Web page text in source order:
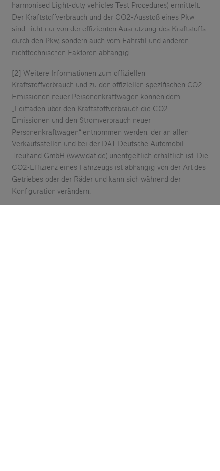
harmonised Light-duty vehicles Test Procedures) ermittelt.
Der Kraftstoffverbrauch und der CO2-Ausstoß eines Pkw
sind nicht nur von der effizienten Ausnutzung des Kraftstoffs
durch den Pkw, sondern auch vom Fahrstil und anderen
nichttechnischen Faktoren abhängig.
[2] Weitere Informationen zum offiziellen
Kraftstoffverbrauch und zu den offiziellen spezifischen CO2-
Emissionen neuer Personenkraftwagen können dem
„Leitfaden über den Kraftstoffverbrauch die CO2-
Emissionen und den Stromverbrauch neuer
Personenkraftwagen“ entnommen werden, der an allen
Verkaufsstellen und bei der DAT Deutsche Automobil
Treuhand GmbH (www.dat.de) unentgeltlich erhältlich ist. Die
CO2-Effizienz eines Fahrzeugs ist abhängig von der Art des
Getriebes oder der Räder und kann sich während der
Konfiguration verändern.